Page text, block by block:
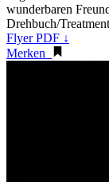
wunderbaren
Drehbuch/Treatment
Flyer PDF ↓
Merken